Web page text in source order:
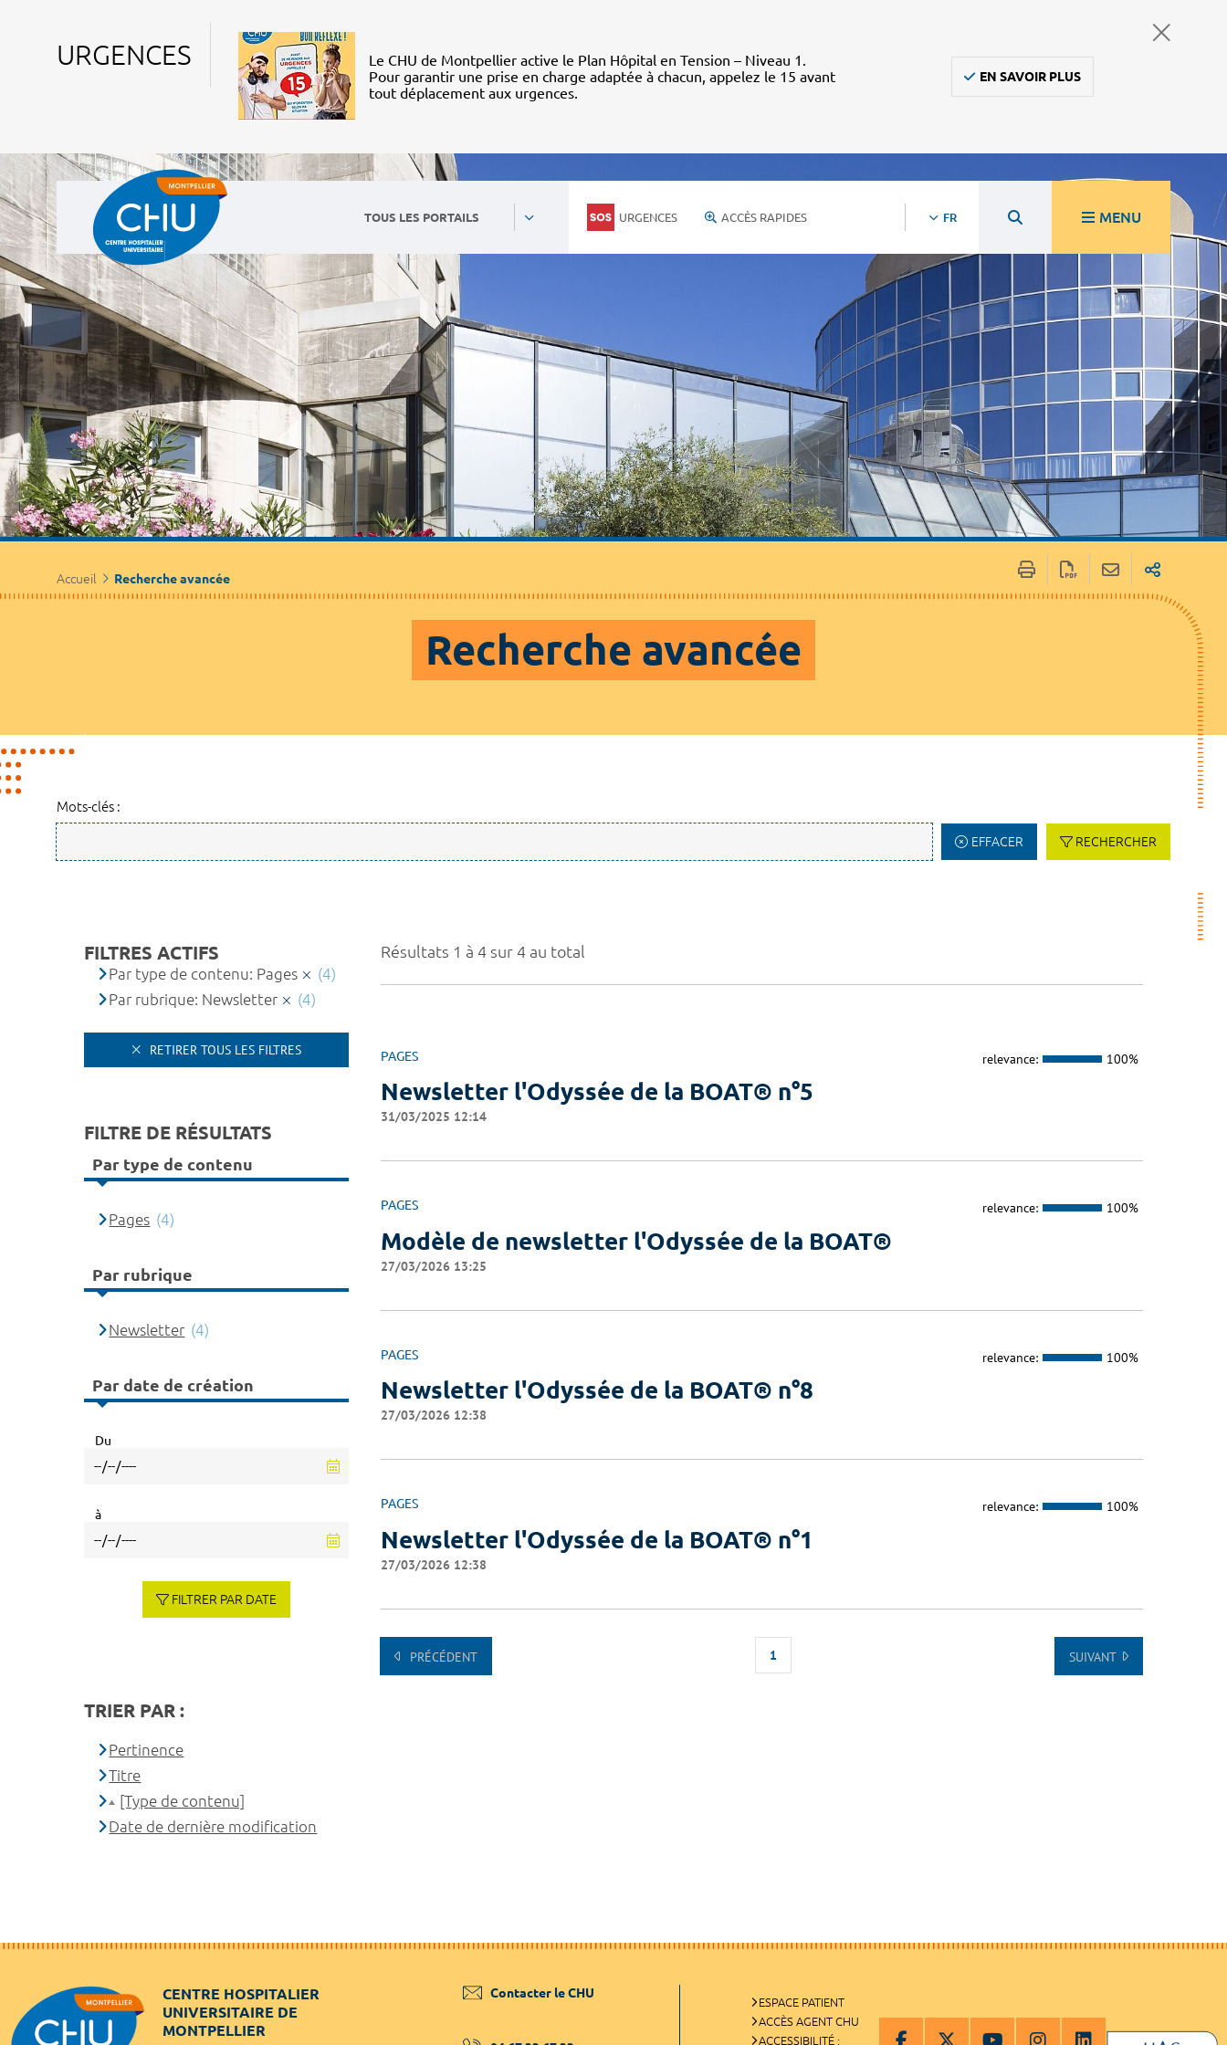
URGENCES
Le CHU de Montpellier active le Plan Hôpital en Tension – Niveau 1.
Pour garantir une prise en charge adaptée à chacun, appelez le 15 avant
tout déplacement aux urgences.
EN SAVOIR PLUS
TOUS LES PORTAILS URGENCES ACCÈS RAPIDES FR MENU
Accueil Recherche avancée
Recherche avancée
Mots-clés :
EFFACER RECHERCHER
Résultats 1 à 4 sur 4 au total
PAGES relevance: 100%
Newsletter l'Odyssée de la BOAT® n°5
31/03/2025 12:14
PAGES relevance: 100%
Modèle de newsletter l'Odyssée de la BOAT®
27/03/2026 13:25
PAGES relevance: 100%
Newsletter l'Odyssée de la BOAT® n°8
27/03/2026 12:38
PAGES relevance: 100%
Newsletter l'Odyssée de la BOAT® n°1
27/03/2026 12:38
PRÉCÉDENT 1 SUIVANT
FILTRES ACTIFS
Par type de contenu: Pages
(4)
Par rubrique: Newsletter
(4)
RETIRER TOUS LES FILTRES
FILTRE DE RÉSULTATS
Par type de contenu
Pages (4)
Par rubrique
Newsletter (4)
Par date de création
Du
à
FILTRER PAR DATE
TRIER PAR :
Pertinence
Titre
[Type de contenu]
Date de dernière modification
CENTRE HOSPITALIER
UNIVERSITAIRE DE
MONTPELLIER
Contacter le CHU
ESPACE PATIENT
ACCÈS AGENT CHU
ACCESSIBILITÉ :